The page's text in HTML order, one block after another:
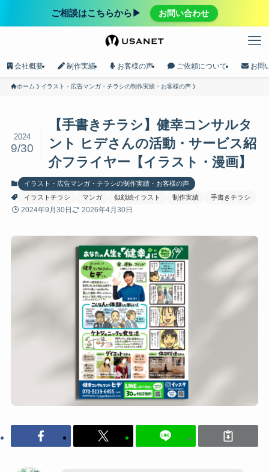
ご相談はこちらから▶︎ お問い合わせ
会社概要 制作実績 お客様の声 ご依頼について お問
ホーム イラスト・広告マンガ・チラシの制作実績・お客様の声
【手書きチラシ】健幸コンサルタ
ント ヒデさんの活動・サービス紹
介フライヤー【イラスト・漫画】
2024
9/30
イラスト・広告マンガ・チラシの制作実績・お客様の声
イラストチラシ
マンガ 似顔絵イラスト 制作実績 手書きチラシ
2024年9月30日 2026年4月30日